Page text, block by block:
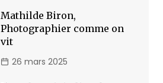
Mathilde Biron,
Photographier comme on
vit
26 mars 2025